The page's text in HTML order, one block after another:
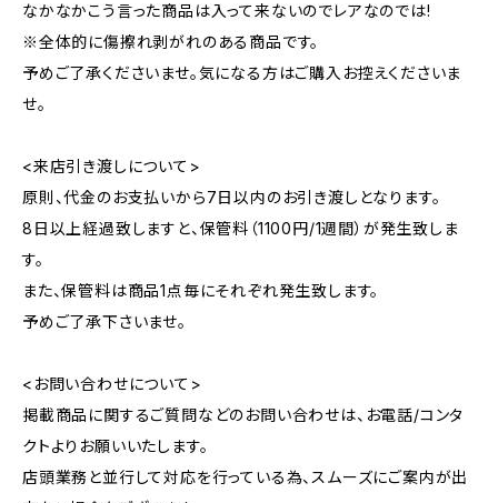
なかなかこう言った商品は入って来ないのでレアなのでは!
※全体的に傷擦れ剥がれのある商品です。
予めご了承くださいませ。気になる方はご購入お控えくださいま
せ。
<来店引き渡しについて>
原則、代金のお支払いから7日以内のお引き渡しとなります。
8日以上経過致しますと、保管料（1100円/1週間）が発生致しま
す。
また、保管料は商品1点毎にそれぞれ発生致します。
予めご了承下さいませ。
<お問い合わせについて>
掲載商品に関するご質問などのお問い合わせは、お電話/コンタ
クトよりお願いいたします。
店頭業務と並行して対応を行っている為、スムーズにご案内が出